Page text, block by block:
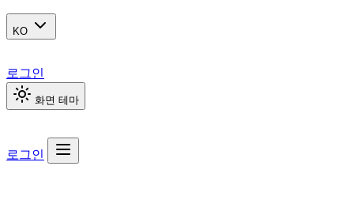
KO
로그인
화면 테마
로그인